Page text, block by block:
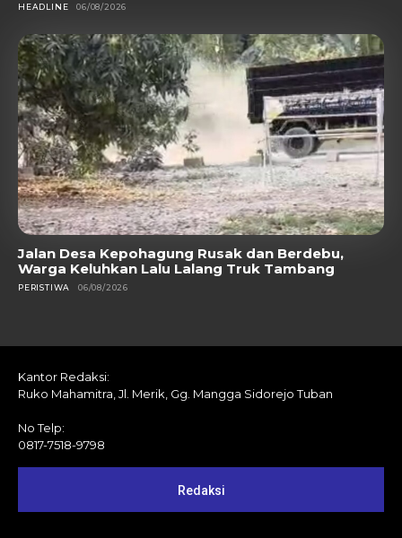
HEADLINE 06/08/2026
Jalan Desa Kepohagung Rusak dan Berdebu,
Warga Keluhkan Lalu Lalang Truk Tambang
PERISTIWA 06/08/2026
Kantor Redaksi:
Ruko Mahamitra, Jl. Merik, Gg. Mangga Sidorejo Tuban
No Telp:
0817-7518-9798
Redaksi